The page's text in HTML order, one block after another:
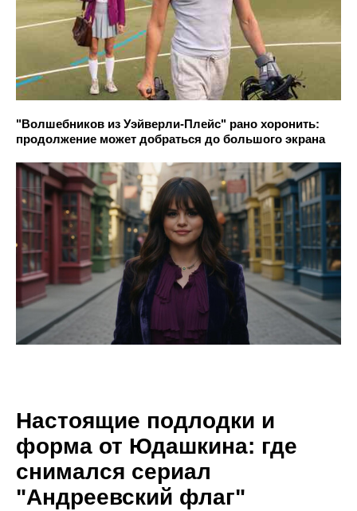
"Волшебников из Уэйверли-Плейс" рано хоронить:
продолжение может добраться до большого экрана
Настоящие подлодки и
форма от Юдашкина: где
снимался сериал
"Андреевский флаг"